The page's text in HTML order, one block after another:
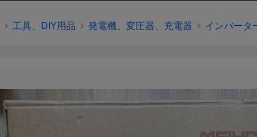
工具、DIY用品 発電機、変圧器、充電器 インバータ